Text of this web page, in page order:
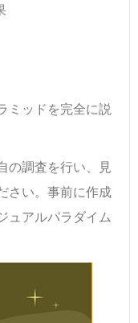
ミッドを完全に説
の調査を行い、見
さい。事前に作成
ュアルパラダイム